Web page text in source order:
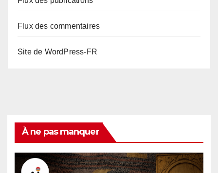
Flux des commentaires
Site de WordPress-FR
À ne pas manquer